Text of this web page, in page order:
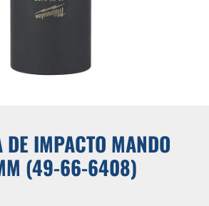
DE IMPACTO MANDO
(49-66-6408)